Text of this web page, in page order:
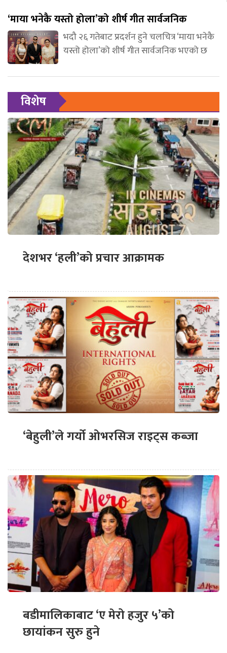
‘माया भनेकै यस्तो होला’को शीर्ष गीत सार्वजनिक
भदौ २६ गतेबाट प्रदर्शन हुने चलचित्र ‘माया भनेकै
यस्तो होला’को शीर्ष गीत सार्वजनिक भएको छ
विशेष
देशभर ‘हली’को प्रचार आक्रामक
‘बेहुली’ले गर्यो ओभरसिज राइट्स कब्जा
बडीमालिकाबाट ‘ए मेरो हजुर ५’को
छायांकन सुरु हुने